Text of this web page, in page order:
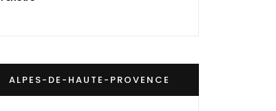
ALPES-DE-HAUTE-PROVENCE